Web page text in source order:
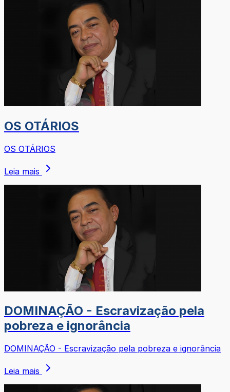
OS OTÁRIOS
OS OTÁRIOS
Leia mais
DOMINAÇÃO - Escravização pela
pobreza e ignorância
DOMINAÇÃO - Escravização pela pobreza e ignorância
Leia mais